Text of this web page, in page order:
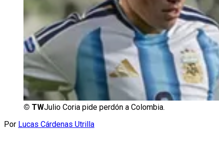
© TWJulio Coria pide perdón a Colombia.
Por Lucas Cárdenas Utrilla